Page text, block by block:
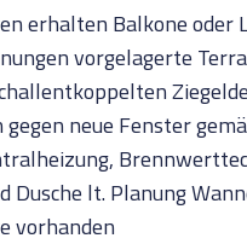
erhalten Balkone oder
vorgelagerte
neue Fenster
Dusche lt. Planung
vorhanden